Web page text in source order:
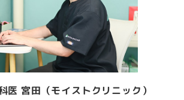
医 宮田（モイストクリニック）